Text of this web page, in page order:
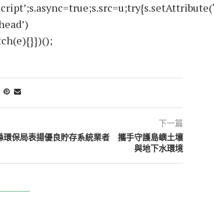
下一篇
環保局表揚優良貯存系統業者 攜手守護島嶼土壤
與地下水環境